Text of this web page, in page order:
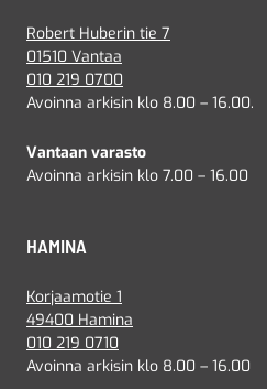
Robert Huberin tie 7
01510 Vantaa
010 219 0700
Avoinna arkisin klo 8.00 – 16.00.
Vantaan varasto
Avoinna arkisin klo 7.00 – 16.00
HAMINA
Korjaamotie 1
49400 Hamina
010 219 0710
Avoinna arkisin klo 8.00 – 16.00